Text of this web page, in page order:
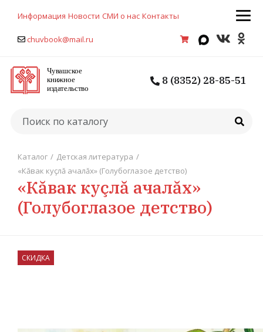
Информация Новости СМИ о нас Контакты
chuvbook@mail.ru
8 (8352) 28-85-51
Каталог / Детская литература /
«Кăвак куçлă ачалăх» (Голубоглазое детство)
«Кăвак куçлă ачалăх»
(Голубоглазое детство)
СКИДКА